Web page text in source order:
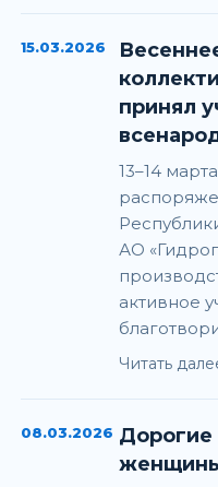
15.03.2026
принял
13–14
АО
активное
Читать
08.03.2026 Дорогие